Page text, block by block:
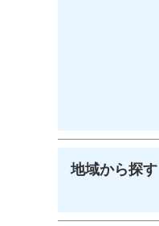
地域から探す